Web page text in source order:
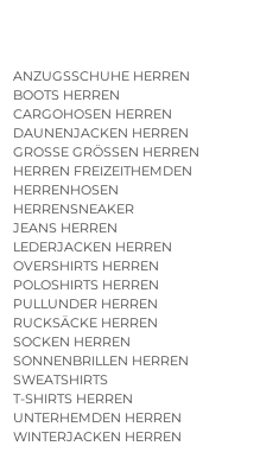
ANZUGSSCHUHE HERREN
BOOTS HERREN
CARGOHOSEN HERREN
DAUNENJACKEN HERREN
GROSSE GRÖSSEN HERREN
HERREN FREIZEITHEMDEN
HERRENHOSEN
HERRENSNEAKER
JEANS HERREN
LEDERJACKEN HERREN
OVERSHIRTS HERREN
POLOSHIRTS HERREN
PULLUNDER HERREN
RUCKSÄCKE HERREN
SOCKEN HERREN
SONNENBRILLEN HERREN
SWEATSHIRTS
T-SHIRTS HERREN
UNTERHEMDEN HERREN
WINTERJACKEN HERREN